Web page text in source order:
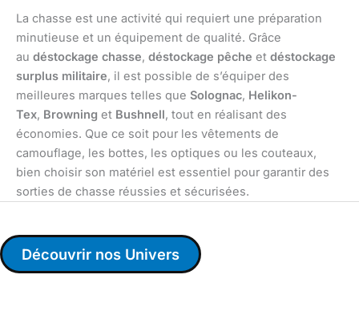
La chasse est une activité qui requiert une préparation
minutieuse et un équipement de qualité. Grâce
au déstockage chasse, déstockage pêche et déstockage
surplus militaire, il est possible de s’équiper des
meilleures marques telles que Solognac, Helikon-
Tex, Browning et Bushnell, tout en réalisant des
économies. Que ce soit pour les vêtements de
camouflage, les bottes, les optiques ou les couteaux,
bien choisir son matériel est essentiel pour garantir des
sorties de chasse réussies et sécurisées.
Découvrir nos Univers